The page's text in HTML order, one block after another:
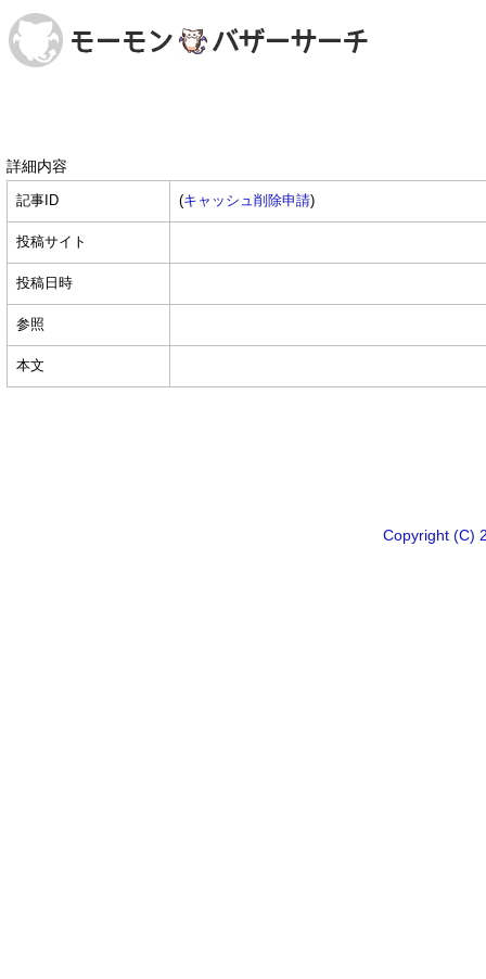
詳細内容
記事ID (キャッシュ削除申請)
投稿サイト
投稿日時
参照
本文
Copyright (C)